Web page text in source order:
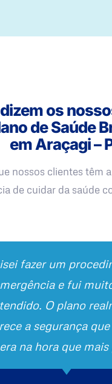
os
de Saúde
em Araçagi –
nossos clientes têm
de cuidar da saúde
fazer um
e fui
O plano
a segurança
na hora que mais